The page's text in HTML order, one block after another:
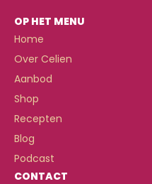
OP HET MENU
Home
Over Celien
Aanbod
Shop
Recepten
Blog
Podcast
CONTACT